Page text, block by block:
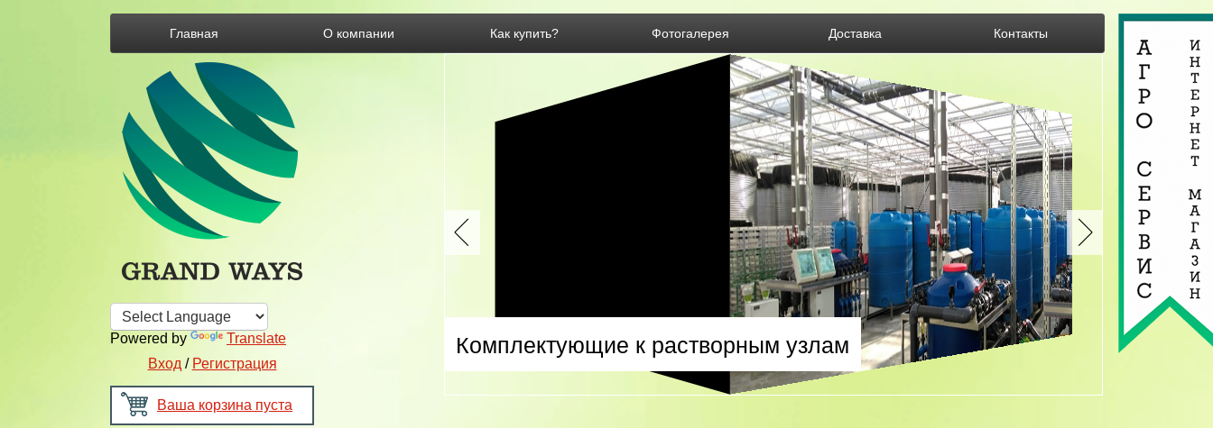
Главная О компании Как купить? Фотогалерея Доставка Контакты
Powered by
Translate
Вход / Регистрация
Ваша корзина пуста
Комплектующие к растворным узлам